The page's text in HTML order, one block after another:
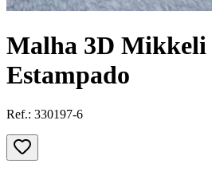
Malha 3D Mikkeli
Estampado
Ref.: 330197-6